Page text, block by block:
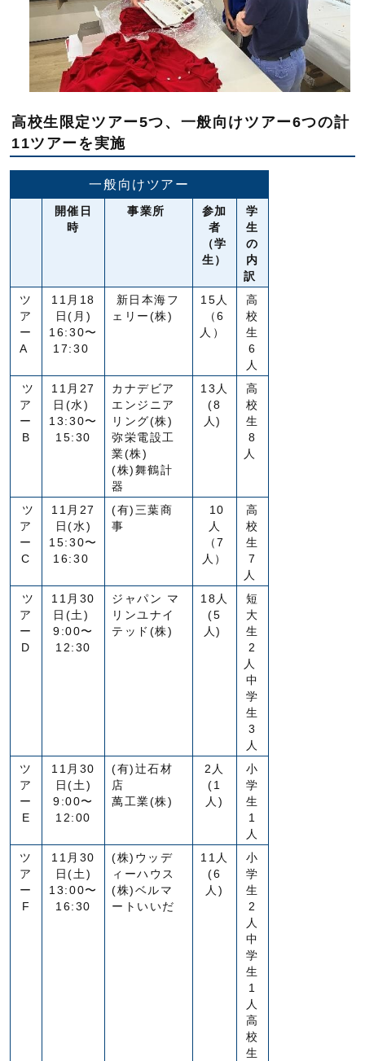
高校生限定ツアー5つ、一般向けツアー6つの計
11ツアーを実施
一般向けツアー
開催日
時
事業所
参加
者
（学
生）
学
生
の
内
訳
ツ
ア
ー
A
11月18
日(月)
16:30〜
17:30
新日本海フ
ェリー(株)
15人
（6
人）
高
校
生
6
人
ツ
ア
ー
B
11月27
日(水)
13:30〜
15:30
カナデビア
エンジニア
リング(株)
弥栄電設工
業(株)
(株)舞鶴計
器
13人
(8
人)
高
校
生
8
人
ツ
ア
ー
C
11月27
日(水)
15:30〜
16:30
(有)三葉商
事
10
人
（7
人）
高
校
生
7
人
ツ
ア
ー
D
11月30
日(土)
9:00〜
12:30
ジャパン マ
リンユナイ
テッド(株)
18人
(5
人)
短
大
生
2
人
中
学
生
3
人
ツ
ア
ー
E
11月30
日(土)
9:00〜
12:00
(有)辻石材
店
萬工業(株)
2人
(1
人)
小
学
生
1
人
ツ
ア
ー
F
11月30
日(土)
13:00〜
16:30
(株)ウッデ
ィーハウス
(株)ベルマ
ートいいだ
11人
(6
人)
小
学
生
2
人
中
学
生
1
人
高
校
生